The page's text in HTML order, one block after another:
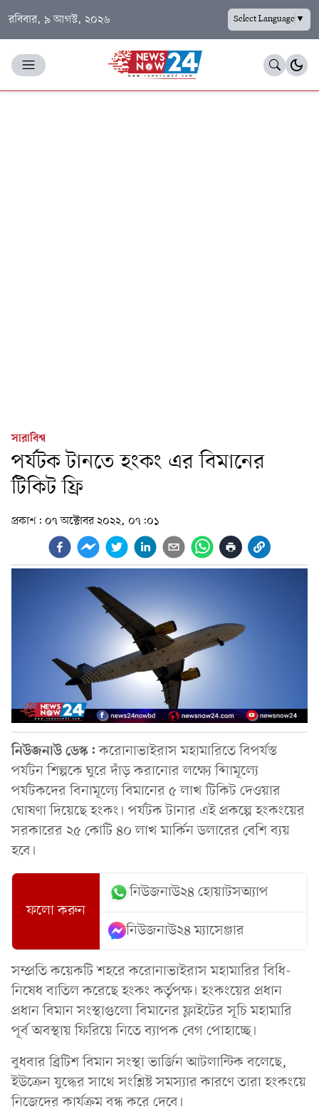
রবিবার, ৯ আগস্ট, ২০২৬ Select Language▼
সারাবিশ্ব
পর্যটক টানতে হংকং এর বিমানের
টিকিট ফ্রি
প্রকাশ: ০৭ অক্টোবর ২০২২, ০৭:০১
নিউজনাউ ডেস্ক:করোনাভাইরাস মহামারিতে বিপর্যস্ত
পর্যটন শিল্পকে ঘুরে দাঁড় করানোর লক্ষ্যে ব্নিামূল্যে
পর্যটকদের বিনামূল্যে বিমানের ৫ লাখ টিকিট দেওয়ার
ঘোষণা দিয়েছে হংকং। পর্যটক টানার এই প্রকল্পে হংকংয়ের
সরকারের ২৫ কোটি ৪০ লাখ মার্কিন ডলারের বেশি ব্যয়
হবে।
ফলো করুন
নিউজনাউ২৪ হোয়াটসঅ্যাপ
নিউজনাউ২৪ ম্যাসেঞ্জার
সম্প্রতি কয়েকটি শহরে করোনাভাইরাস মহামারির বিধি-
নিষেধ বাতিল করেছে হংকং কর্তৃপক্ষ। হংকংয়ের প্রধান
প্রধান বিমান সংস্থাগুলো বিমানের ফ্লাইটের সূচি মহামারি
পূর্ব অবস্থায় ফিরিয়ে নিতে ব্যাপক বেগ পোহাচ্ছে।
বুধবার ব্রিটিশ বিমান সংস্থা ভার্জিন আটলান্টিক বলেছে,
ইউক্রেন যুদ্ধের সাথে সংশ্লিষ্ট সমস্যার কারণে তারা হংকংয়ে
নিজেদের কার্যক্রম বন্ধ করে দেবে।